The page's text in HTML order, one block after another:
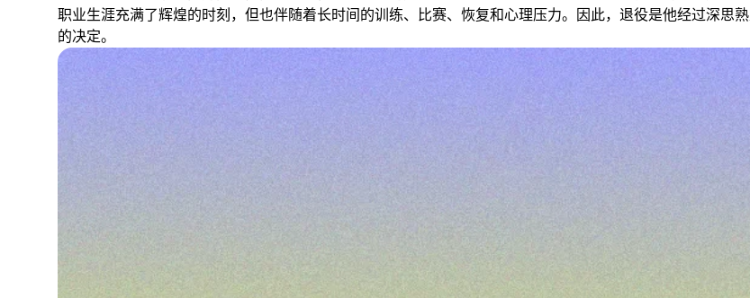
职业生涯充满了辉煌的时刻，但也伴随着长时间的训练、比赛、恢复和心理压力。因此，退役是他经过深思
的决定。